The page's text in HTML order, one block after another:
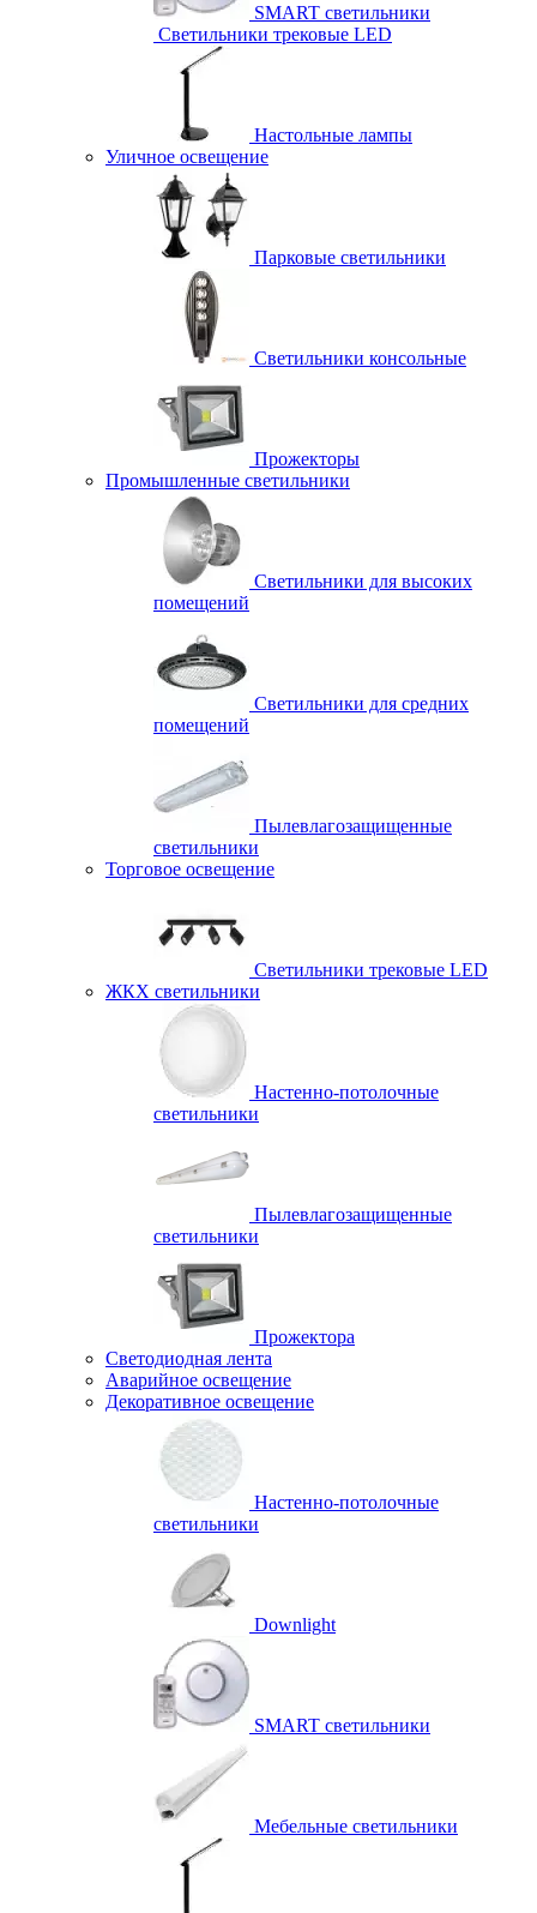
SMART светильники
Светильники трековые LED
Настольные лампы
Уличное освещение
Парковые светильники
Светильники консольные
Прожекторы
Промышленные светильники
Светильники для высоких
помещений
Светильники для средних
помещений
Пылевлагозащищенные
светильники
Торговое освещение
Светильники трековые LED
ЖКХ светильники
Настенно-потолочные
светильники
Пылевлагозащищенные
светильники
Прожектора
Светодиодная лента
Аварийное освещение
Декоративное освещение
Настенно-потолочные
светильники
Downlight
SMART светильники
Мебельные светильники